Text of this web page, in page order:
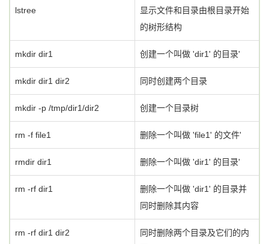
lstree
显示文件和目录由根目录开始
的树形结构
mkdir dir1 创建一个叫做 'dir1' 的目录'
mkdir dir1 dir2 同时创建两个目录
mkdir -p /tmp/dir1/dir2 创建一个目录树
rm -f file1 删除一个叫做 'file1' 的文件'
rmdir dir1 删除一个叫做 'dir1' 的目录'
rm -rf dir1
删除一个叫做 'dir1' 的目录并
同时删除其内容
rm -rf dir1 dir2
同时删除两个目录及它们的内